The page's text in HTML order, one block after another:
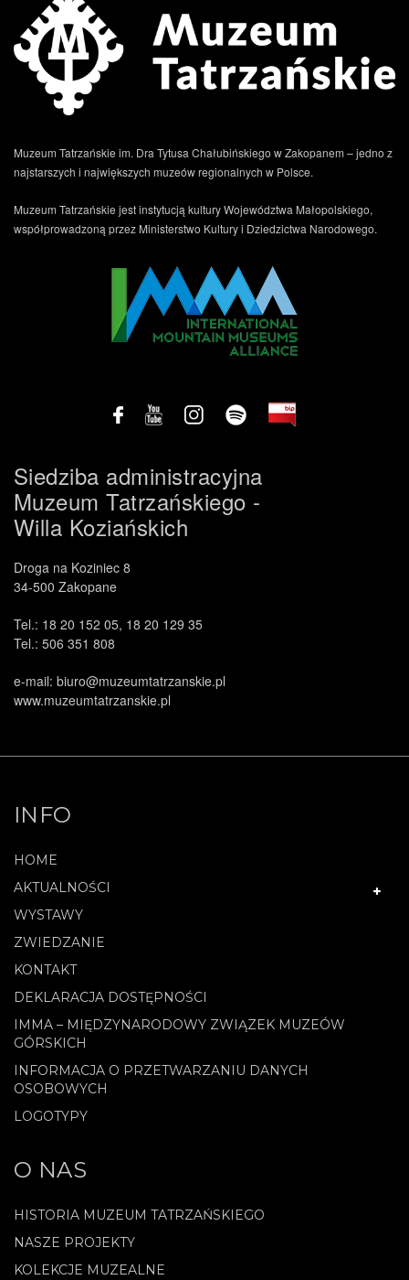
Muzeum Tatrzańskie im. Dra Tytusa Chałubińskiego w Zakopanem – jedno z
najstarszych i największych muzeów regionalnych w Polsce.
Muzeum Tatrzańskie jest instytucją kultury Województwa Małopolskiego,
współprowadzoną przez Ministerstwo Kultury i Dziedzictwa Narodowego.
Siedziba administracyjna
Muzeum Tatrzańskiego -
Willa Koziańskich
Droga na Koziniec 8
34-500 Zakopane
Tel.: 18 20 152 05, 18 20 129 35
Tel.: 506 351 808
e-mail: biuro@muzeumtatrzanskie.pl
www.muzeumtatrzanskie.pl
INFO
HOME
AKTUALNOŚCI
WYSTAWY
ZWIEDZANIE
KONTAKT
DEKLARACJA DOSTĘPNOŚCI
IMMA – MIĘDZYNARODOWY ZWIĄZEK MUZEÓW
GÓRSKICH
INFORMACJA O PRZETWARZANIU DANYCH
OSOBOWYCH
LOGOTYPY
O NAS
HISTORIA MUZEUM TATRZAŃSKIEGO
NASZE PROJEKTY
KOLEKCJE MUZEALNE